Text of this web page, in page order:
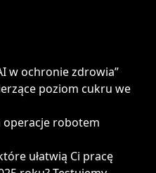
w ochronie zdrowia”
poziom cukru we
operacje robotem
ułatwią Ci pracę